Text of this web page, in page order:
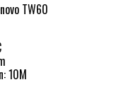
TW60
10M